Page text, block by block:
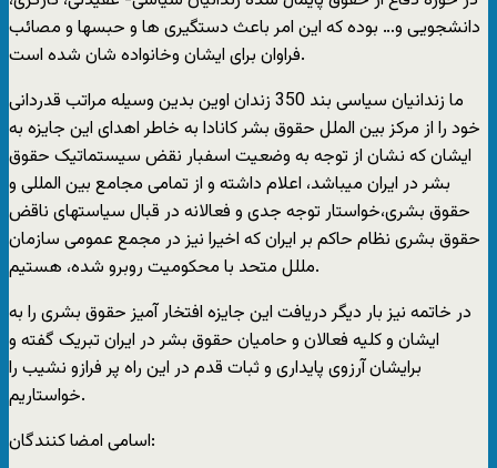
دانشجویی و… بوده که این امر باعث دستگیری ها و حبسها و مصائب
فراوان برای ایشان وخانواده شان شده است.
ما زندانیان سیاسی بند 350 زندان اوین بدین وسیله مراتب قدردانی
خود را از مرکز بین الملل حقوق بشر کانادا به خاطر اهدای این جایزه به
ایشان که نشان از توجه به وضعیت اسفبار نقض سیستماتیک حقوق
بشر در ایران میباشد، اعلام داشته و از تمامی مجامع بین المللی و
حقوق بشری،خواستار توجه جدی و فعالانه در قبال سیاستهای ناقض
حقوق بشری نظام حاکم بر ایران که اخیرا نیز در مجمع عمومی سازمان
مللل متحد با محکومیت روبرو شده، هستیم.
در خاتمه نیز بار دیگر دریافت این جایزه افتخار آمیز حقوق بشری را به
ایشان و کلیه فعالان و حامیان حقوق بشر در ایران تبریک گفته و
برایشان آرزوی پایداری و ثبات قدم در این راه پر فرازو نشیب را
خواستاریم.
اسامی امضا کنندگان: